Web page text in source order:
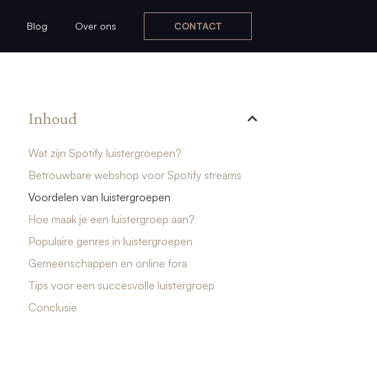
Blog Over ons CONTACT
Inhoud
Wat zijn Spotify luistergroepen?
Betrouwbare webshop voor Spotify streams
Voordelen van luistergroepen
Hoe maak je een luistergroep aan?
Populaire genres in luistergroepen
Gemeenschappen en online fora
Tips voor een succesvolle luistergroep
Conclusie